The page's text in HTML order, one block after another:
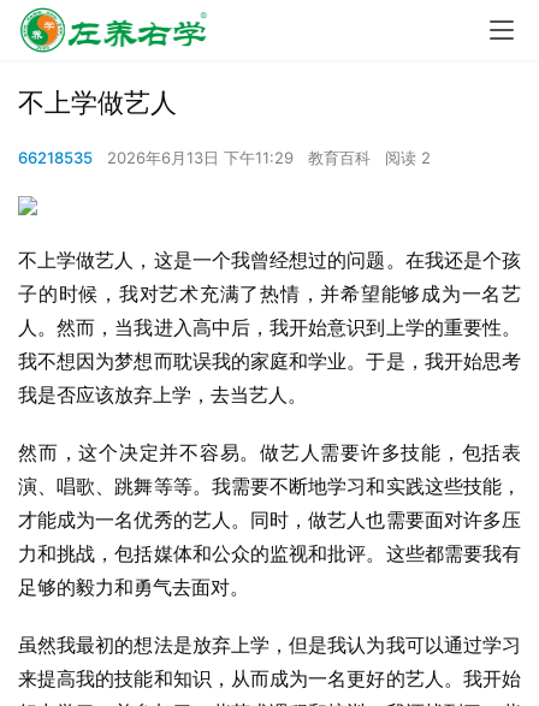
不上学做艺人
66218535 2026年6月13日 下午11:29 教育百科 阅读 2
不上学做艺人，这是一个我曾经想过的问题。在我还是个孩
子的时候，我对艺术充满了热情，并希望能够成为一名艺
人。然而，当我进入高中后，我开始意识到上学的重要性。
我不想因为梦想而耽误我的家庭和学业。于是，我开始思考
我是否应该放弃上学，去当艺人。
然而，这个决定并不容易。做艺人需要许多技能，包括表
演、唱歌、跳舞等等。我需要不断地学习和实践这些技能，
才能成为一名优秀的艺人。同时，做艺人也需要面对许多压
力和挑战，包括媒体和公众的监视和批评。这些都需要我有
足够的毅力和勇气去面对。
虽然我最初的想法是放弃上学，但是我认为我可以通过学习
来提高我的技能和知识，从而成为一名更好的艺人。我开始